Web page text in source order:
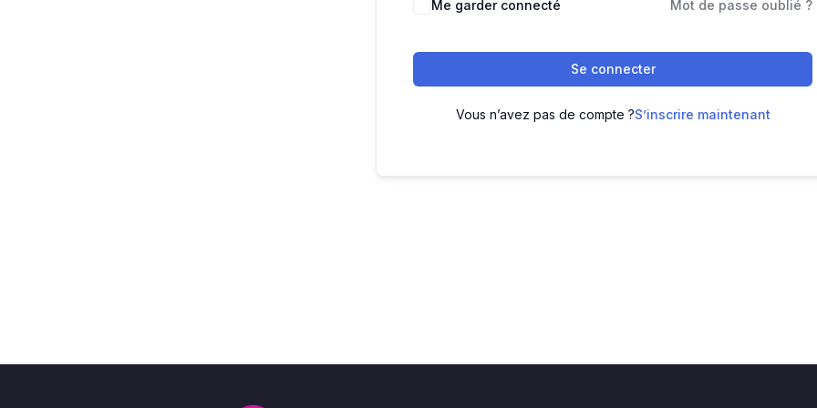
Me garder connecté Mot de passe oublié ?
Se connecter
Vous n’avez pas de compte ?S’inscrire maintenant